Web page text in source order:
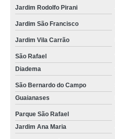
Jardim Rodolfo Pirani
Jardim São Francisco
Jardim Vila Carrão
São Rafael
Diadema
São Bernardo do Campo
Guaianases
Parque São Rafael
Jardim Ana Maria